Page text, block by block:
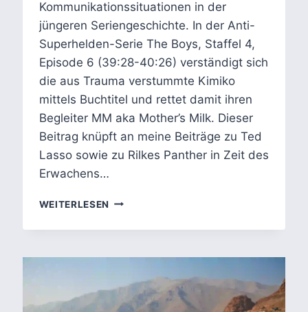
Kommunikationssituationen in der
jüngeren Seriengeschichte. In der Anti-
Superhelden-Serie The Boys, Staffel 4,
Episode 6 (39:28-40:26) verständigt sich
die aus Trauma verstummte Kimiko
mittels Buchtitel und rettet damit ihren
Begleiter MM aka Mother’s Milk. Dieser
Beitrag knüpft an meine Beiträge zu Ted
Lasso sowie zu Rilkes Panther in Zeit des
Erwachens…
WEITERLESEN KIMIKO
DIE
IN
BOYS